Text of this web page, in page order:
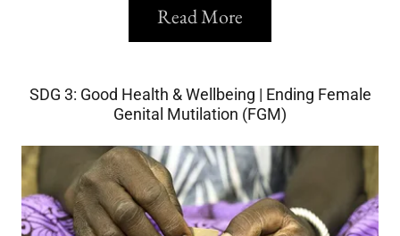
Read More
SDG 3: Good Health & Wellbeing | Ending Female
Genital Mutilation (FGM)